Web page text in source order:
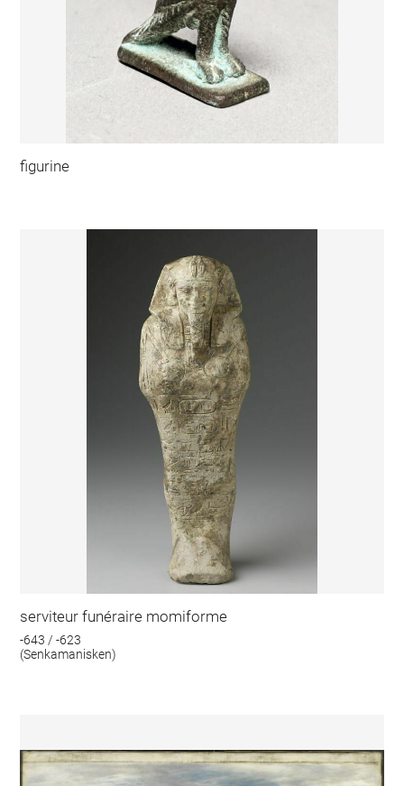
figurine
serviteur funéraire momiforme
-643 / -623
(Senkamanisken)